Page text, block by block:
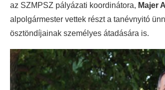
az SZMPSZ pályázati koordinátora, Majer
alpolgármester vettek részt a tanévnyitó
ösztöndíjainak személyes átadására is.